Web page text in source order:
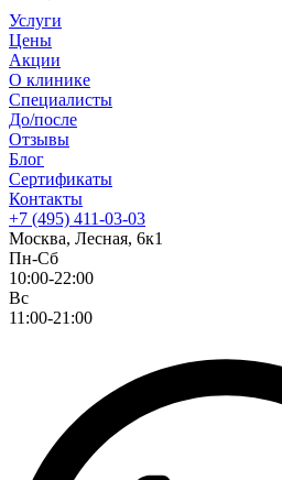
Услуги
Цены
Акции
О клинике
Специалисты
До/после
Отзывы
Блог
Сертификаты
Контакты
+7 (495) 411-03-03
Москва, Лесная, 6к1
Пн-Сб
10:00-22:00
Вс
11:00-21:00